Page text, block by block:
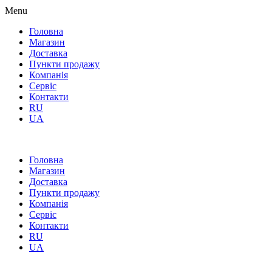
Menu
Головна
Магазин
Доставка
Пункти продажу
Компанія
Сервіс
Контакти
RU
UA
Головна
Магазин
Доставка
Пункти продажу
Компанія
Сервіс
Контакти
RU
UA